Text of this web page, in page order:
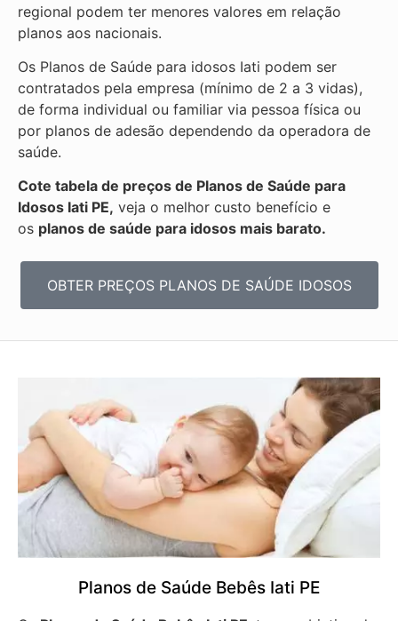
regional podem ter menores valores em relação
planos aos nacionais.
Os Planos de Saúde para idosos Iati podem ser
contratados pela empresa (mínimo de 2 a 3 vidas),
de forma individual ou familiar via pessoa física ou
por planos de adesão dependendo da operadora de
saúde.
Cote tabela de preços de Planos de Saúde para
Idosos Iati PE, veja o melhor custo benefício e
os planos de saúde para idosos mais barato.
OBTER PREÇOS PLANOS DE SAÚDE IDOSOS
Planos de Saúde Bebês Iati PE